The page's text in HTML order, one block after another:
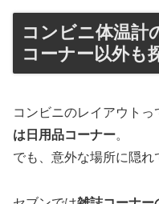
コンビニ体温計
コーナー以外も
コンビニのレイアウトっ
は日用品コーナー。
でも、意外な場所に隠れ